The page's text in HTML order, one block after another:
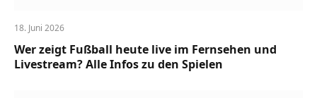
18. Juni 2026
Wer zeigt Fußball heute live im Fernsehen und
Livestream? Alle Infos zu den Spielen